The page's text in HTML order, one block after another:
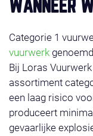
WANNEER
Categorie 1
vuurwerk
Bij Loras
assortiment
een laag risico
produceert
gevaarlijke